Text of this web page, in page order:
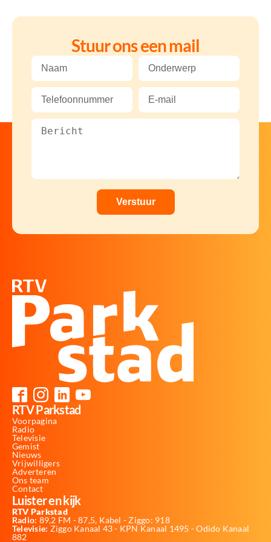
Stuur ons een mail
RTV Parkstad
Voorpagina
Radio
Televisie
Gemist
Nieuws
Vrijwilligers
Adverteren
Ons team
Contact
Luister en kijk
RTV Parkstad
Radio: 89,2 FM - 87,5, Kabel - Ziggo: 918
Televisie: Ziggo Kanaal 43 - KPN Kanaal 1495 - Odido Kanaal
882